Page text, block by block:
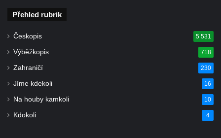
Podstavec v zámecké zahradě v Duchcově
Socha Andromedé u pavilonu Reinerovy
fresky v Duchcově
Socha Amfitrité u pavilonu Reinerovy fresky
v Duchcově
Socha Flóry u pavilonu Reinerovy fresky v
Přehled rubrik
Českopis 5 531
Výběžkopis 718
Zahraničí 230
Jíme kdekoli 16
Na houby kamkoli 10
Kdokoli 4